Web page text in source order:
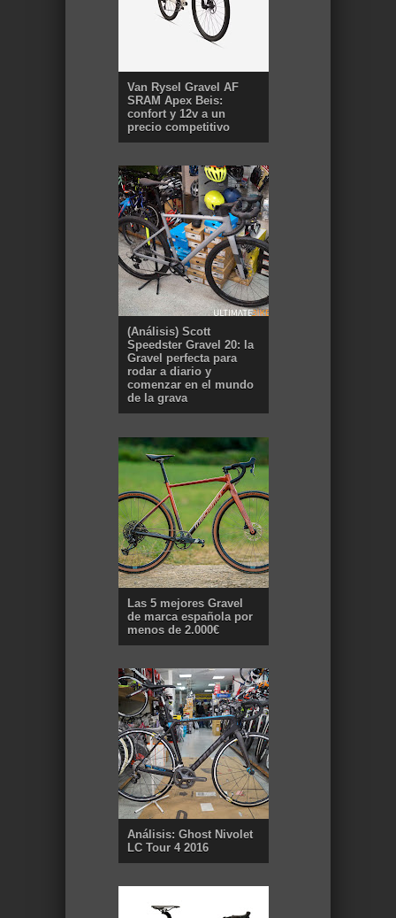
Van Rysel Gravel AF
SRAM Apex Beis:
confort y 12v a un
precio competitivo
(Análisis) Scott
Speedster Gravel 20: la
Gravel perfecta para
rodar a diario y
comenzar en el mundo
de la grava
Las 5 mejores Gravel
de marca española por
menos de 2.000€
Análisis: Ghost Nivolet
LC Tour 4 2016